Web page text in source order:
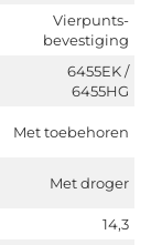
Vierpunts-
bevestiging
6455EK /
6455HG
Met toebehoren
Met droger
14,3